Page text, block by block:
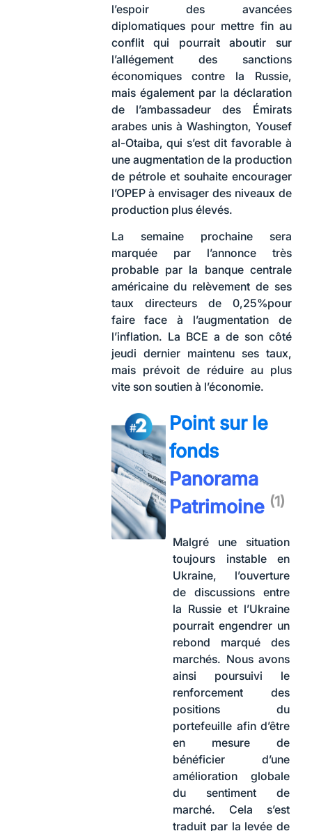
l’espoir des avancées
diplomatiques pour mettre fin au
conflit qui pourrait aboutir sur
l’allégement des sanctions
économiques contre la Russie,
mais également par la déclaration
de l’ambassadeur des Émirats
arabes unis à Washington, Yousef
al-Otaiba, qui s’est dit favorable à
une augmentation de la production
de pétrole et souhaite encourager
l’OPEP à envisager des niveaux de
production plus élevés.
La semaine prochaine sera
marquée par l’annonce très
probable par la banque centrale
américaine du relèvement de ses
taux directeurs de 0,25%pour
faire face à l’augmentation de
l’inflation. La BCE a de son côté
jeudi dernier maintenu ses taux,
mais prévoit de réduire au plus
vite son soutien à l’économie.
Point sur le
fonds
Panorama
Patrimoine (1)
Malgré une situation
toujours instable en
Ukraine, l’ouverture
de discussions entre
la Russie et l’Ukraine
pourrait engendrer un
rebond marqué des
marchés. Nous avons
ainsi poursuivi le
renforcement des
positions du
portefeuille afin d’être
en mesure de
bénéficier d’une
amélioration globale
du sentiment de
marché. Cela s’est
traduit par la levée de